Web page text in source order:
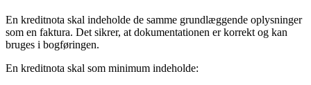
En kreditnota skal indeholde de samme grundlæggende oplysninger
som en faktura. Det sikrer, at dokumentationen er korrekt og kan
bruges i bogføringen.
En kreditnota skal som minimum indeholde: